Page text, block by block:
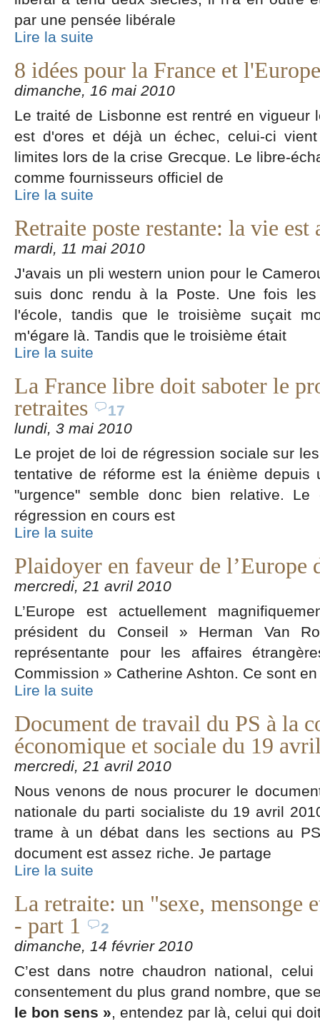
par une pensée libérale
Lire la suite
8 idées pour la France et l'Europe
dimanche, 16 mai 2010
Le traité de Lisbonne est rentré en vigueur
est d'ores et déjà un échec, celui-ci
limites lors de la crise Grecque. Le libre-
comme fournisseurs officiel de
Lire la suite
Retraite poste restante: la vie est
mardi, 11 mai 2010
J'avais un pli western union pour le
suis donc rendu à la Poste. Une fois
l'école, tandis que le troisième suçait
m'égare là. Tandis que le troisième était
Lire la suite
La France libre doit saboter le
retraites
17
lundi, 3 mai 2010
Le projet de loi de régression sociale sur
tentative de réforme est la énième depuis
"urgence" semble donc bien relative.
régression en cours est
Lire la suite
Plaidoyer en faveur de l’Europe
mercredi, 21 avril 2010
L’Europe est actuellement
président du Conseil » Herman Van
représentante pour les affaires
Commission » Catherine Ashton. Ce sont
Lire la suite
Document de travail du PS à la
économique et sociale du 19
mercredi, 21 avril 2010
Nous venons de nous procurer le
nationale du parti socialiste du 19 avril
trame à un débat dans les sections au
document est assez riche. Je partage
Lire la suite
La retraite: un "sexe, mensonge
- part 1
2
dimanche, 14 février 2010
C’est dans notre chaudron national,
consentement du plus grand nombre, que
le bon sens », entendez par là, celui qui